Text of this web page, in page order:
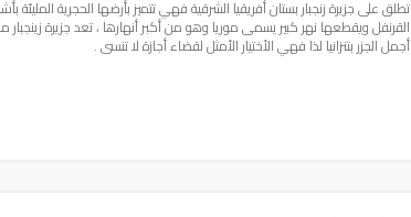
تطلق على جزيرة زنجبار بستان أفريقيا الشرقية فهي تتميز بأرضها الحجرية المليئة
القرنفل ويقطعها نهر كبير يسمى موريا وهو من أكبر أنهارها ، تعد جزيرة زينجبار
أجمل الجزر بتنزانيا لذا فهي الأختيار الأمثل لقضاء أجازة لا تنسى .